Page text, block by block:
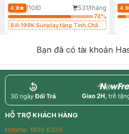
4.9 (108)
531/tháng
74%
Bill 199K Sunplay tặng Tinh Chất
4.9
Bạn đã có tài khoản
return nowfree
HỖ TRỢ KHÁCH HÀNG
Hotline: 1800 6324